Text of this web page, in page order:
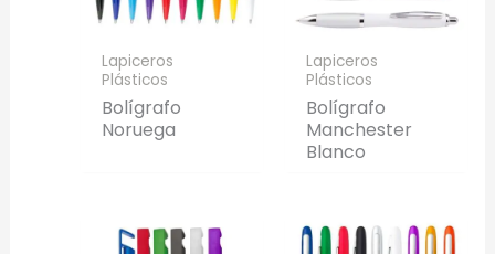
Lapiceros
Plásticos
Bolígrafo
Noruega
Lapiceros
Plásticos
Bolígrafo
Manchester
Blanco